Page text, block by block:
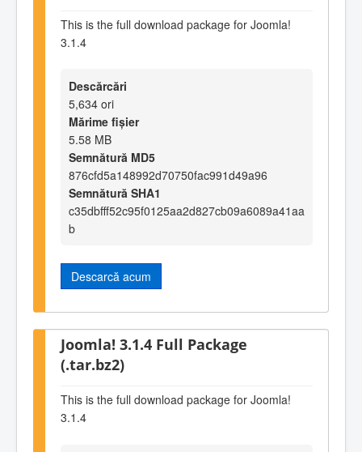
This is the full download package for Joomla!
3.1.4
Descărcări
5,634 ori
Mărime fișier
5.58 MB
Semnătură MD5
876cfd5a148992d70750fac991d49a96
Semnătură SHA1
c35dbfff52c95f0125aa2d827cb09a6089a41aa
b
Descarcă acum
Joomla! 3.1.4 Full Package
(.tar.bz2)
This is the full download package for Joomla!
3.1.4